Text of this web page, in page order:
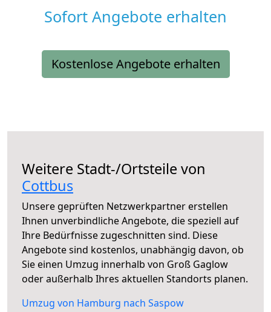
Sofort Angebote erhalten
Kostenlose Angebote erhalten
Weitere Stadt-/Ortsteile von
Cottbus
Unsere geprüften Netzwerkpartner erstellen
Ihnen unverbindliche Angebote, die speziell auf
Ihre Bedürfnisse zugeschnitten sind. Diese
Angebote sind kostenlos, unabhängig davon, ob
Sie einen Umzug innerhalb von Groß Gaglow
oder außerhalb Ihres aktuellen Standorts planen.
Umzug von Hamburg nach Saspow